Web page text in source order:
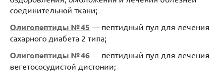
соединительной ткани;
Олигопептиды № 45 — пептидный пул для лечения
сахарного диабета 2 типа;
Олигопептиды № 46 — пептидный пул для лечения
вегетососудистой дистонии;